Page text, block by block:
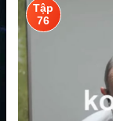
Tập
76